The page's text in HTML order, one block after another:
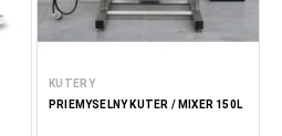
KUTERY
PRIEMYSELNÝ KUTER / MIXÉR 150L